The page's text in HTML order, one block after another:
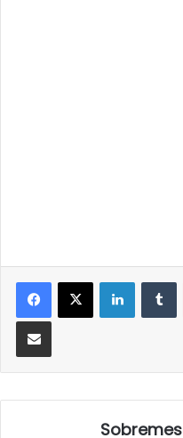
LinkedIn
Partilhar Via Email